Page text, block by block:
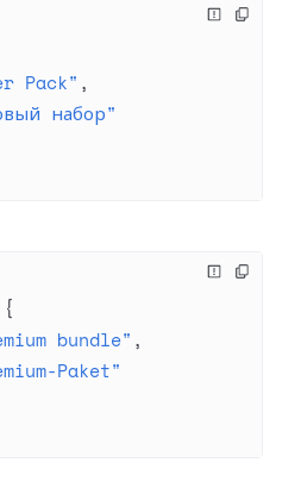
Pack" ,
набор"
bundle" ,
Paket"